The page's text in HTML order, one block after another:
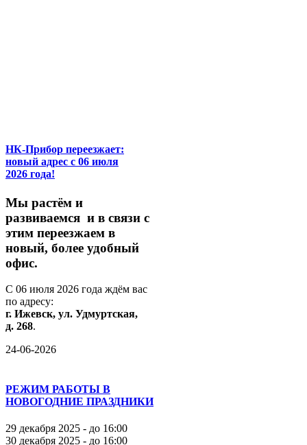
НК-Прибор переезжает:
новый адрес с 06 июля
2026 года!
Мы растём и
развиваемся и в связи с
этим переезжаем в
новый, более удобный
офис.
С 06 июля 2026 года ждём вас
по адресу:
г. Ижевск, ул. Удмуртская,
д. 268.
24-06-2026
РЕЖИМ РАБОТЫ В
НОВОГОДНИЕ ПРАЗДНИКИ
29 декабря 2025 - до 16:00
30 декабря 2025 - до 16:00